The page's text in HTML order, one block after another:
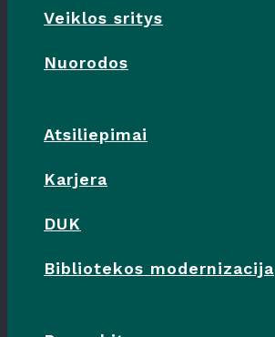
Veiklos sritys
Nuorodos
Atsiliepimai
Karjera
DUK
Bibliotekos modernizacija